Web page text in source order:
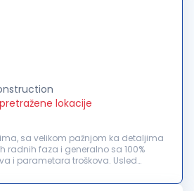
lokacije
sa velikom pažnjom ka detaljima
radnih faza i generalno sa 100%
i parametara troškova. Usled